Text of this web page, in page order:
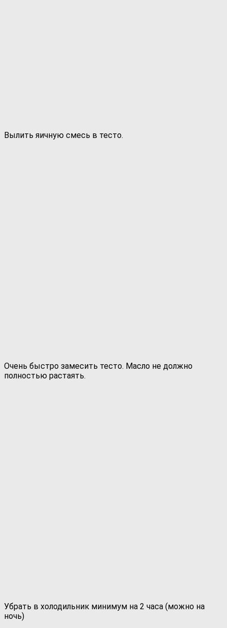
Вылить яичную смесь в тесто.
Очень быстро замесить тесто. Масло не должно
полностью растаять.
Убрать в холодильник минимум на 2 часа (можно на
ночь)